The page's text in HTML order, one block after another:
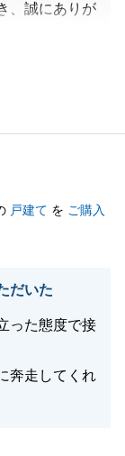
、誠にありが
ございます。
せて頂きまし
ましたら、ご
戸建て を ご購入
だいた
った態度で接
奔走してくれ